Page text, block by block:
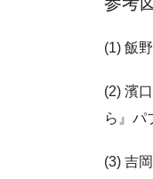
(1) 飯
(2) 濱
ら』パ
(3) 吉